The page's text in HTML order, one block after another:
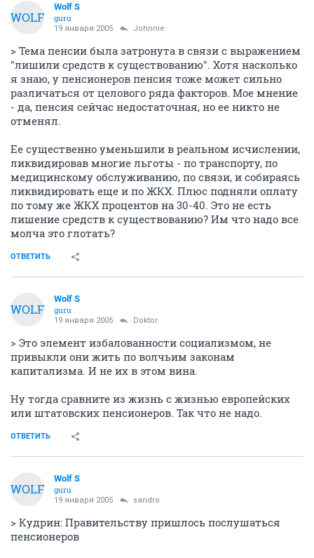
WOLF
Wolf S
guru
19 января 2005 Johnnie
> Тема пенсии была затронута в связи с выражением
"лишили средств к существованию". Хотя насколько
я знаю, у пенсионеров пенсия тоже может сильно
различаться от целового ряда факторов. Мое мнение
- да, пенсия сейчас недостаточная, но ее никто не
отменял.
Ее существенно уменьшили в реальном исчислении,
ликвидировав многие льготы - по транспорту, по
медицинскому обслуживанию, по связи, и собираясь
ликвидировать еще и по ЖКХ. Плюс подняли оплату
по тому же ЖКХ процентов на 30-40. Это не есть
лишение средств к существованию? Им что надо все
молча это глотать?
ОТВЕТИТЬ
WOLF
Wolf S
guru
19 января 2005 Doktor
> Это элемент избалованности социализмом, не
привыкли они жить по волчьим законам
капитализма. И не их в этом вина.
Ну тогда сравните из жизнь с жизнью европейских
или штатовских пенсионеров. Так что не надо.
ОТВЕТИТЬ
WOLF
Wolf S
guru
19 января 2005 sandro
> Кудрин: Правительству пришлось послушаться
пенсионеров